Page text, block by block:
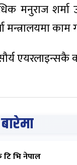
मनुराज
मन्त्रालयमा काम
एयरलाइन्सकै
भि नेपाल